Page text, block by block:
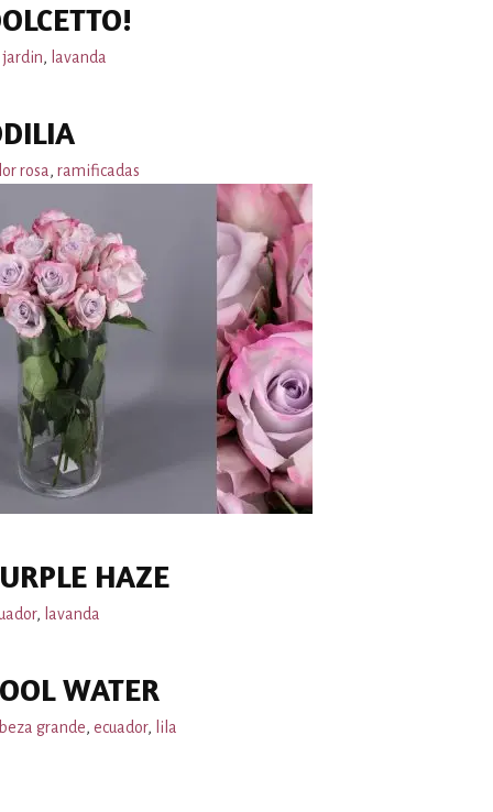
jardin, lavanda
rosa, ramificadas
HAZE
, lavanda
WATER
grande, ecuador, lila